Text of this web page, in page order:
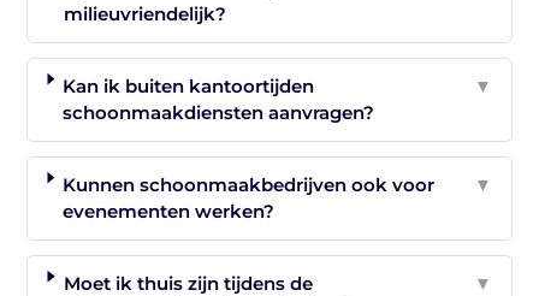
milieuvriendelijk?
Kan ik buiten kantoortijden
schoonmaakdiensten aanvragen?
▼
Kunnen schoonmaakbedrijven ook voor
evenementen werken?
▼
Moet ik thuis zijn tijdens de
▼